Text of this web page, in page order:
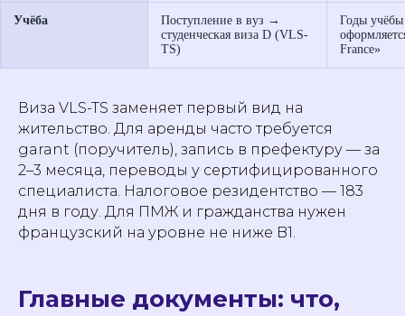
Учёба
Поступление в вуз →
студенческая виза D (VLS-
TS)
Годы
France»
Виза VLS-TS заменяет первый вид на
жительство. Для аренды часто требуется
garant (поручитель), запись в префектуру — за
2–3 месяца, переводы у сертифицированного
специалиста. Налоговое резидентство — 183
дня в году. Для ПМЖ и гражданства нужен
французский на уровне не ниже B1.
Главные документы: что,